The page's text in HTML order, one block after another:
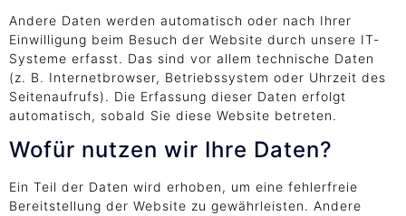
Andere Daten werden automatisch oder nach Ihrer
Einwilligung beim Besuch der Website durch unsere IT-
Systeme erfasst. Das sind vor allem technische Daten
(z. B. Internetbrowser, Betriebssystem oder Uhrzeit des
Seitenaufrufs). Die Erfassung dieser Daten erfolgt
automatisch, sobald Sie diese Website betreten.
Wofür nutzen wir Ihre Daten?
Ein Teil der Daten wird erhoben, um eine fehlerfreie
Bereitstellung der Website zu gewährleisten. Andere